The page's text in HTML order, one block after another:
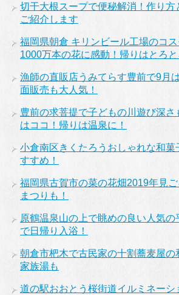
切干大根スープで便秘解消！作り方
ご紹介します
福岡県朝倉 キリンビール工場のコ
1000万本の花に感動！帰りはとろと
漁師の直販店うみてらす豊前で9月
面販売も大人気！
豊前の求菩提で子どもの川遊び深さ
はココ！帰りは温泉に！
小倉南区きくたろうおしゃれな和菓
すすめ！
福岡県古賀市の菜の花畑2019年見
まつりも！
原鶴温泉山の上で眺めの良い人気
で日帰り入浴！
朝倉市杷木で古民家の十割蕎麦屋の
家族湯も
道の駅おおとう桜街道イルミネーシ